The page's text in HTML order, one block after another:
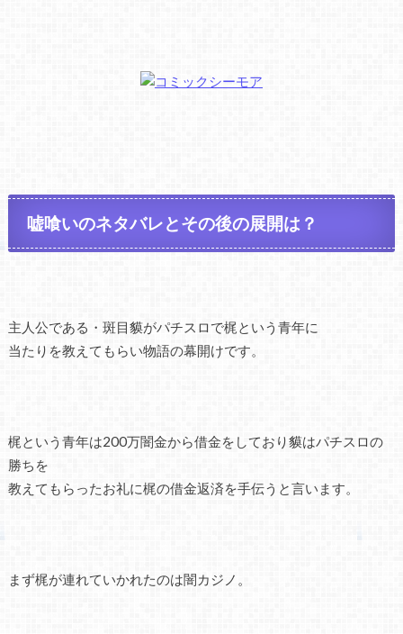
嘘喰いのネタバレとその後の展開は？
主人公である・斑目貘がパチスロで梶という青年に
当たりを教えてもらい物語の幕開けです。
梶という青年は200万闇金から借金をしており貘はパチスロの
勝ちを
教えてもらったお礼に梶の借金返済を手伝うと言います。
まず梶が連れていかれたのは闇カジノ。